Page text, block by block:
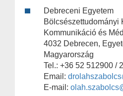
Debreceni Egyetem
Bölcsészettudományi
Kommunikáció és
4032 Debrecen,
Magyarország
Tel.: +36 52 512900 /
Email:
E-mail: